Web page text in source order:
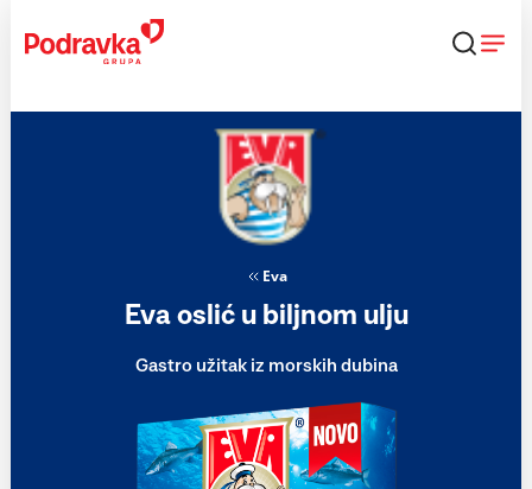
content
Eva
Eva oslić u biljnom ulju
Gastro užitak iz morskih dubina